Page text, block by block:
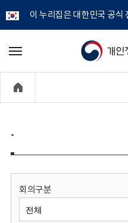
이 누리집은 대한민국 공식
개
정
보
메
기
-
회의구분